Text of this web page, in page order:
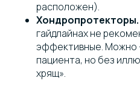
расположен).
Хондропротекторы.
гайдлайнах не
эффективные. Можно
пациента, но без
хрящ».